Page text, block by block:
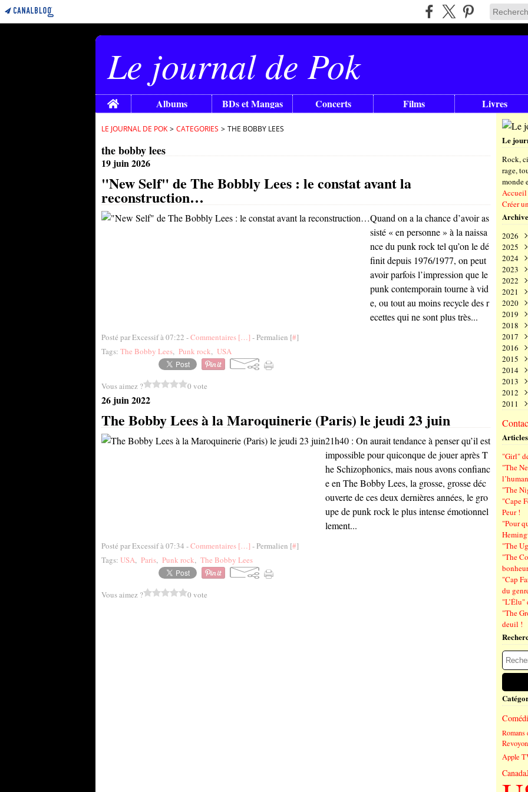
Le journal de Pok
Home Albums BDs et Mangas Concerts Films Livres
LE JOURNAL DE POK > CATEGORIES > THE BOBBY LEES
the bobby lees
19 juin 2026
"New Self" de The Bobbly Lees : le constat avant la
reconstruction…
Quand on a la chance d’avoir as
sisté « en personne » à la naissa
nce du punk rock tel qu’on le dé
finit depuis 1976/1977, on peut
avoir parfois l’impression que le
punk contemporain tourne à vid
e, ou tout au moins recycle des r
ecettes qui ne sont plus très...
Posté par Excessif à 07:22 -Commentaires […] - Permalien [#]
Tags: The Bobby Lees, Punk rock, USA
Vous aimez ? 0 vote
26 juin 2022
The Bobby Lees à la Maroquinerie (Paris) le jeudi 23 juin
21h40 : On aurait tendance à penser qu’il est
impossible pour quiconque de jouer après T
he Schizophonics, mais nous avons confianc
e en The Bobby Lees, la grosse, grosse déc
ouverte de ces deux dernières années, le gro
upe de punk rock le plus intense émotionnel
lement...
Posté par Excessif à 07:34 -Commentaires […] - Permalien [#]
Tags: USA, Paris, Punk rock, The Bobby Lees
Vous aimez ? 0 vote
Le
Rock,
rage,
monde
Créer
2026
Août
Juillet
Juin
Mai
Avril
Mars
2025
Août
Juillet
Juin
Mai
Avril
Mars
2024
Août
Juillet
Juin
Mai
Avril
Mars
2023
Août
Juillet
Juin
Mai
Avril
Mars
2022
Août
Juillet
Juin
Mai
Avril
Mars
2021
Août
Juillet
Juin
Mai
Avril
Mars
2020
Août
Juillet
Juin
Mai
Avril
2019
Août
Juillet
Juin
Mai
2018
Août
Juillet
Juin
Mars
2017
Août
Juillet
Mai
Avril
2016
Août
Juin
Mai
2015
Juin
Mai
2014
Juin
Mai
2013
Août
Juin
Mai
2012
Juin
Mai
2011
"Girl"
"The
"The
"Cape
Peur !
"Pour
"The
"The
bonheur
"Cap
du
"L’Élu"
"The
deuil !
Romans
Apple
Canada